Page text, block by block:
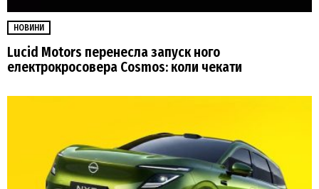
НОВИНИ
Lucid Motors перенесла запуск ного
електрокросовера Cosmos: коли чекати